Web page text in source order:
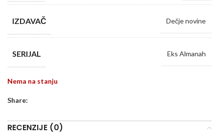
IZDAVAČ Dečje novine
SERIJAL Eks Almanah
Nema na stanju
Share:
RECENZIJE (0)